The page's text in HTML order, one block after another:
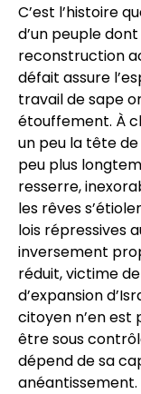
C’est l’histoire
d’un peuple
reconstruction
défait assure
travail de sape
étouffement. À
un peu la tête de
peu plus
resserre,
les rêves
lois répressives
inversement
réduit, victime
d’expansion
citoyen n’en est
être sous
dépend de sa
anéantissement.